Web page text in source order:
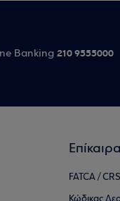
Banking 210 9555000
FATCA /